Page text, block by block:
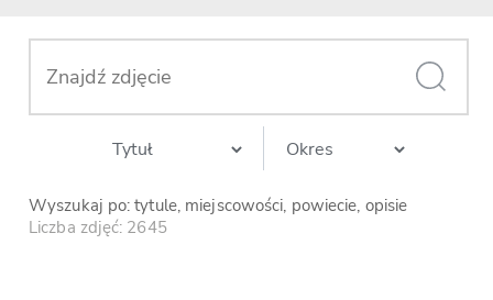
Wyszukaj po: tytule, miejscowości, powiecie, opisie
Liczba zdjęć: 2645